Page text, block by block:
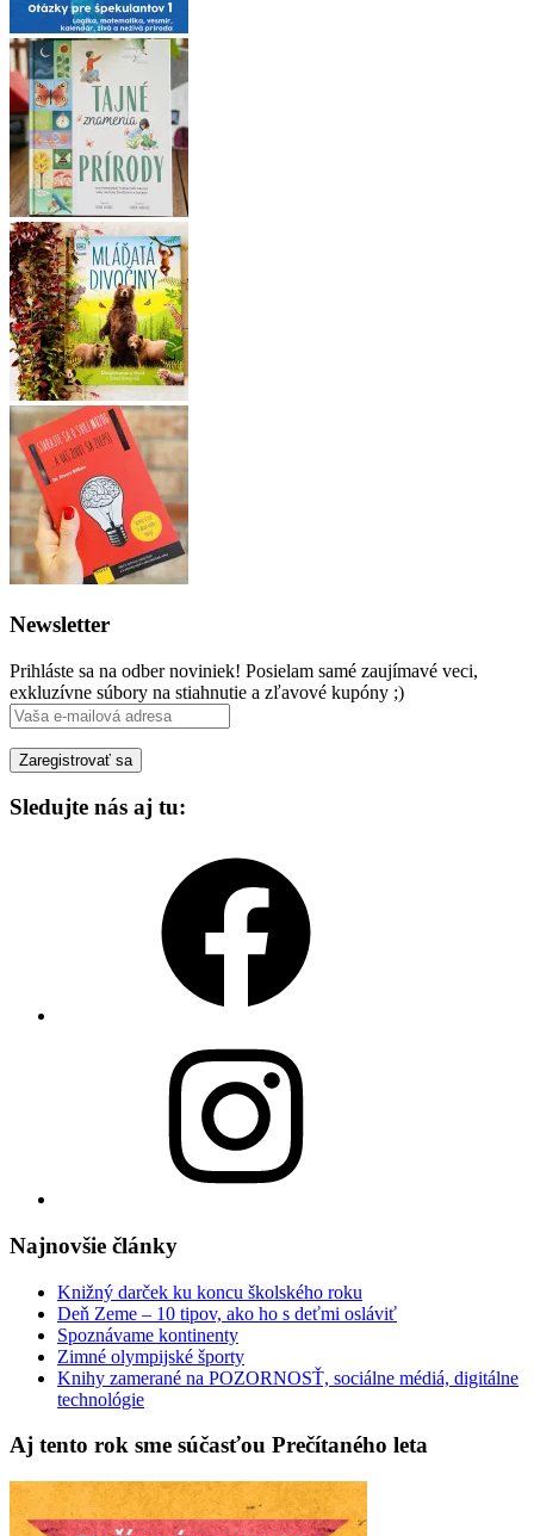
Newsletter
Prihláste sa na odber noviniek! Posielam samé zaujímavé veci,
exkluzívne súbory na stiahnutie a zľavové kupóny ;)
Sledujte nás aj tu:
Najnovšie články
Knižný darček ku koncu školského roku
Deň Zeme – 10 tipov, ako ho s deťmi osláviť
Spoznávame kontinenty
Zimné olympijské športy
Knihy zamerané na POZORNOSŤ, sociálne médiá, digitálne
technológie
Aj tento rok sme súčasťou Prečítaného leta